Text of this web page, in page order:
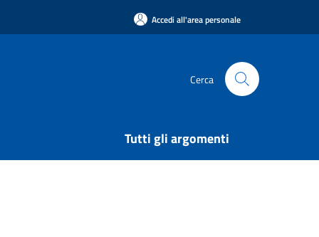
Accedi all'area personale
Cerca
Tutti gli argomenti